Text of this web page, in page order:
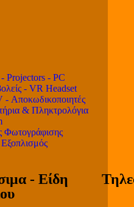
Projectors - PC
- VR Headset
- Αποκωδικοποιητές
& Πληκτρολόγια
Φωτογράφισης
- Είδη